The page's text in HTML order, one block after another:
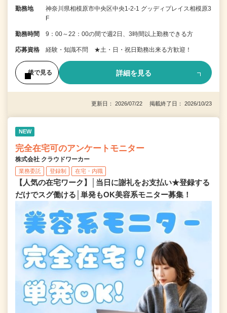
勤務地
神奈川県相模原市中央区中央1-2-1 グッディプレイス相模原3
F
勤務時間 9：00～22：00の間で週2日、3時間以上勤務できる方
応募資格 経験・知識不問 ★土・日・祝日勤務出来る方歓迎！
後で見る 詳細を見る
更新日： 2026/07/22 掲載終了日： 2026/10/23
NEW
完全在宅可のアンケートモニター
株式会社 クラウドワーカー
業務委託 登録制 在宅・内職
【人気の在宅ワーク】│当日に謝礼をお支払い★登録する
だけでスグ働ける│単発もOK美容系モニター募集！